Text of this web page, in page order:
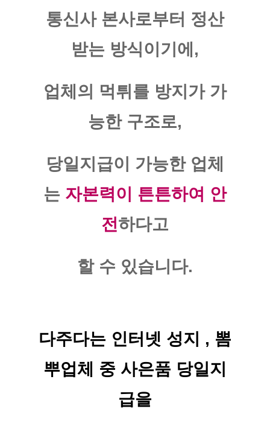
통신사 본사로부터 정산
받는 방식이기에,
업체의 먹튀를 방지가 가
능한 구조로,
당일지급이 가능한 업체
는 자본력이 튼튼하여 안
전하다고
할 수 있습니다.
다주다는 인터넷 성지 , 뽐
뿌업체 중 사은품 당일지
급을